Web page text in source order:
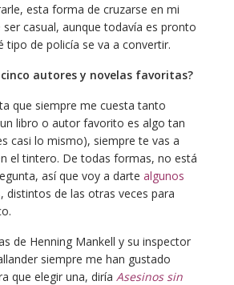
esta forma de cruzarse en mi
casual, aunque todavía es pronto
tipo de policía se va a convertir.
autores y novelas favoritas?
que siempre me cuesta tanto
libro o autor favorito es algo tan
casi lo mismo), siempre te vas a
el tintero. De todas formas, no está
así que voy a darte algunos
, distintos de las otras veces para
de Henning Mankell y su inspector
siempre me han gustado
que elegir una, diría Asesinos sin